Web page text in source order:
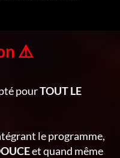
⚠️
pourTOUT LE
le programme,
et quand même